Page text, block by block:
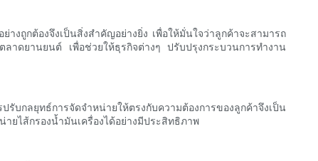
งถูกต้องจึงเป็นสิ่งสำคัญอย่างยิ่ง เพื่อให้มั่นใจว่าลูกค้าจะสามารถ
าดยานยนต์ เพื่อช่วยให้ธุรกิจต่างๆ ปรับปรุงกระบวนการทำงาน
บกลยุทธ์การจัดจำหน่ายให้ตรงกับความต้องการของลูกค้าจึงเป็น
ยไส้กรองน้ำมันเครื่องได้อย่างมีประสิทธิภาพ